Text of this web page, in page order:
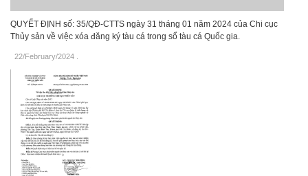
QUYẾT ĐỊNH số: 35/QĐ-CTTS ngày 31 tháng 01 năm 2024 của Chi cục
Thủy sản về việc xóa đăng ký tàu cá trong sổ tàu cá Quốc gia.
22/February/2024